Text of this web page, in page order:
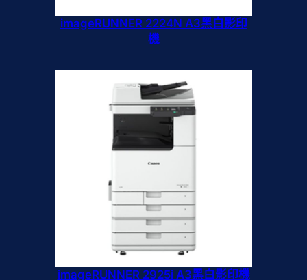
imageRUNNER 2224N A3黑白影印
機
imageRUNNER 2925i A3黑白影印機